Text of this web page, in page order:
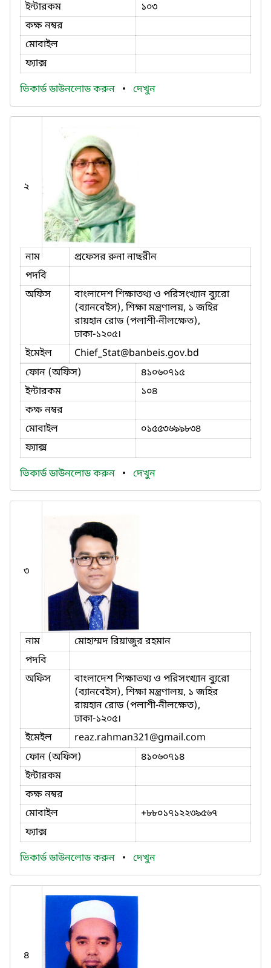
ইন্টারকম
১০৩
কক্ষ নম্বর
মোবাইল
ফ্যাক্স
ভিকার্ড ডাউনলোড করুন • দেখুন
২
নাম
প্রফেসর রুনা নাছরীন
পদবি
অফিস
বাংলাদেশ শিক্ষাতথ্য ও পরিসংখ্যান ব্যুরো
(ব্যানবেইস), শিক্ষা মন্ত্রণালয়, ১ জহির
রায়হান রোড (পলাশী-নীলক্ষেত),
ঢাকা-১২০৫।
ইমেইল
Chief_Stat@banbeis.gov.bd
ফোন (অফিস)
৪১০৬০৭১৫
ইন্টারকম
১০৪
কক্ষ নম্বর
মোবাইল
০১৫৫৩৬৯৯৮৩৪
ফ্যাক্স
ভিকার্ড ডাউনলোড করুন • দেখুন
৩
নাম
মোহাম্মদ রিয়াজুর রহমান
পদবি
অফিস
বাংলাদেশ শিক্ষাতথ্য ও পরিসংখ্যান ব্যুরো
(ব্যানবেইস), শিক্ষা মন্ত্রণালয়, ১ জহির
রায়হান রোড (পলাশী-নীলক্ষেত),
ঢাকা-১২০৫।
ইমেইল
reaz.rahman321@gmail.com
ফোন (অফিস)
৪১০৬০৭১৪
ইন্টারকম
কক্ষ নম্বর
মোবাইল
+৮৮০১৭১২২৩৯৫৬৭
ফ্যাক্স
ভিকার্ড ডাউনলোড করুন • দেখুন
৪